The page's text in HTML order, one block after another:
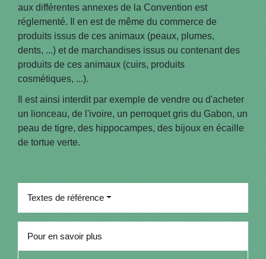
aux différentes annexes de la Convention est
réglementé. Il en est de même du commerce de
produits issus de ces animaux (peaux, plumes,
dents, ...) et de marchandises issus ou contenant des
produits de ces animaux (cuirs, produits
cosmétiques, ...).
Il est ainsi interdit par exemple de vendre ou d'acheter
un lionceau, de l'ivoire, un perroquet gris du Gabon, un
peau de tigre, des hippocampes, des bijoux en écaille
de tortue verte.
Textes de référence
Pour en savoir plus